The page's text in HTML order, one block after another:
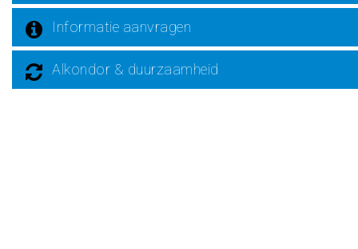
Informatie aanvragen
Alkondor & duurzaamheid